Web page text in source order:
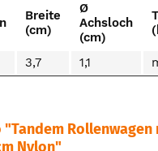
Breite
(cm)
Ø
Achsloch
(cm)
3,7 1,1
Rollenwagen
Nylon"